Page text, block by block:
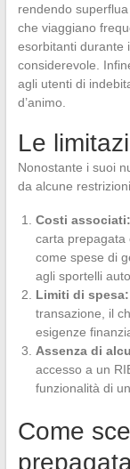
rendendo
che viaggiano
esorbitanti durante
considerevole.
agli utenti di
d’animo.
Le
Nonostante i suoi
da alcune restrizioni.
Costi associati:
carta prepagata
come spese di
agli sportelli
Limiti di spesa:
transazione, il
esigenze
Assenza di
accesso a un
funzionalità di
Come